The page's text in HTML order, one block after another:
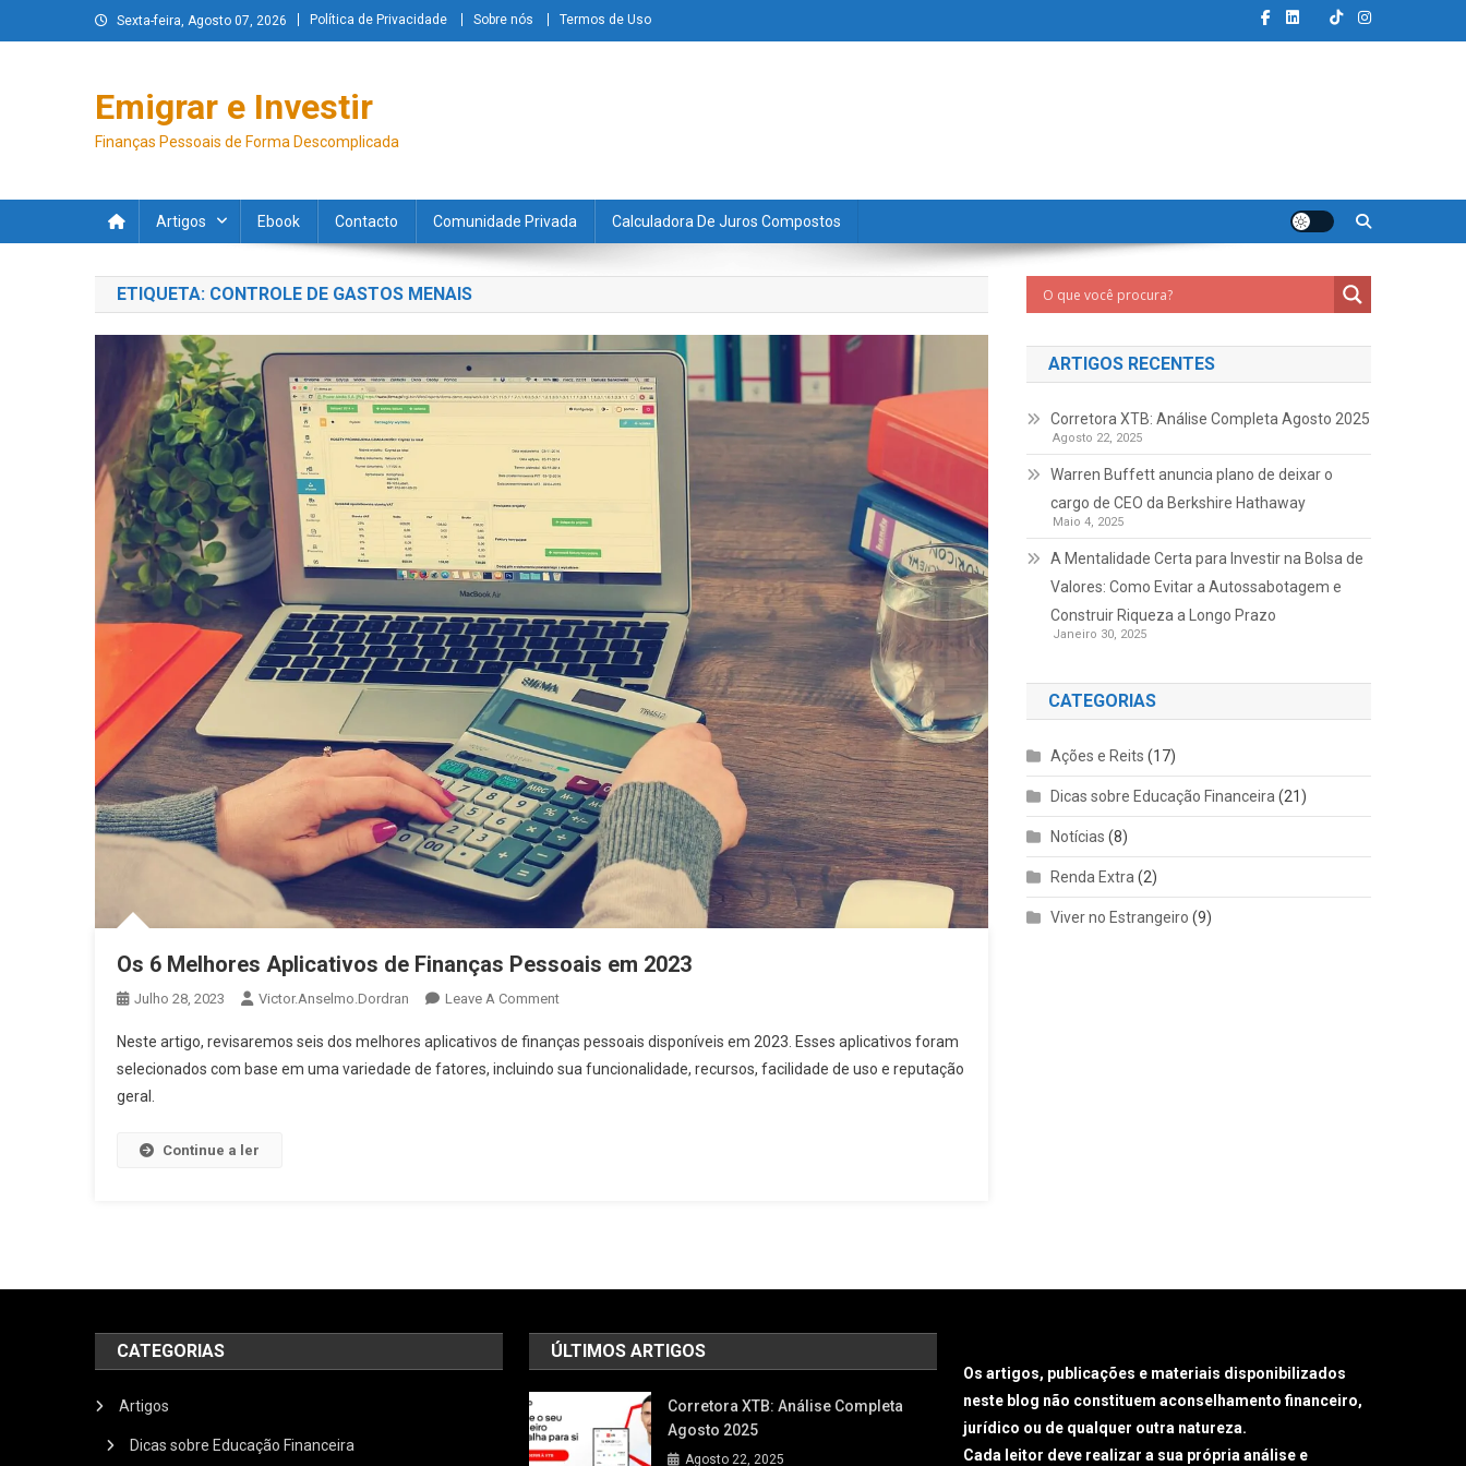
Sexta-feira, Agosto 07, 2026 Política de Privacidade Sobre nós Termos de Uso
Emigrar e Investir
Finanças Pessoais de Forma Descomplicada
Artigos Ebook Contacto Comunidade Privada Calculadora De Juros Compostos
ETIQUETA: CONTROLE DE GASTOS MENAIS
Os 6 Melhores Aplicativos de Finanças Pessoais em 2023
Julho 28, 2023 Victor.anselmo.dordran Leave A Comment
Neste artigo, revisaremos seis dos melhores aplicativos de finanças pessoais disponíveis em 2023. Esses aplicativos foram
selecionados com base em uma variedade de fatores, incluindo sua funcionalidade, recursos, facilidade de uso e reputação
geral.
Continue a ler
ARTIGOS RECENTES
Corretora XTB: Análise Completa Agosto 2025
Agosto 22, 2025
Warren Buffett anuncia plano de deixar o
cargo de CEO da Berkshire Hathaway
Maio 4, 2025
A Mentalidade Certa para Investir na Bolsa de
Valores: Como Evitar a Autossabotagem e
Construir Riqueza a Longo Prazo
Janeiro 30, 2025
CATEGORIAS
Ações e Reits (17)
Dicas sobre Educação Financeira (21)
Notícias (8)
Renda Extra (2)
Viver no Estrangeiro (9)
CATEGORIAS
Artigos
Dicas sobre Educação Financeira
ÚLTIMOS ARTIGOS
Corretora XTB: Análise Completa
Agosto 2025
Agosto 22, 2025
Os artigos, publicações e materiais disponibilizados
neste blog não constituem aconselhamento financeiro,
jurídico ou de qualquer outra natureza.
Cada leitor deve realizar a sua própria análise e